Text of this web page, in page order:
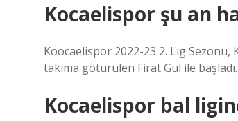
Kocaelispor şu an
Koocaelispor 2022-23 2. Lig Sezonu,
takıma götürülen Firat Gül ile başladı.
Kocaelispor bal